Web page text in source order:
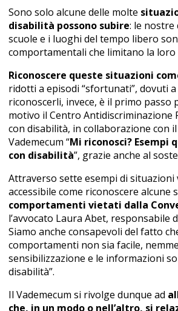
Sono solo alcune delle molte
disabilità possono subire: le nostre
scuole e i luoghi del tempo libero
comportamentali che limitano la loro
Riconoscere queste situazioni
ridotti a episodi “sfortunati”, dovuti
riconoscerli, invece, è il primo
motivo il Centro Antidiscriminazione
con disabilità, in collaborazione con il
Vademecum “Mi riconosci?
con disabilità”, grazie anche al
Attraverso sette esempi di situazioni
accessibile come riconoscere alcune
comportamenti vietati dalla
l’avvocato Laura Abet, responsabile
Siamo anche consapevoli del fatto
comportamenti non sia facile,
sensibilizzazione e le informazioni
disabilità”.
Il Vademecum si rivolge dunque ad
che, in un modo o nell’altro, si